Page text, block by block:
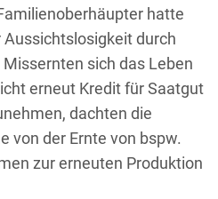
hatte
Aussichtslosigkeit durch
sich das Leben
erneut Kredit für Saatgut
dachten die
von der Ernte von bspw.
zur erneuten Produktion